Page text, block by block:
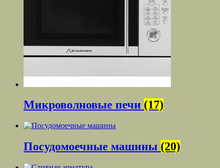
Микроволновые печи (17)
Посудомоечные машины (20)